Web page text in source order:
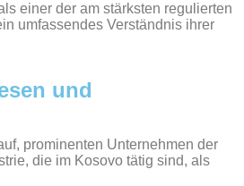
einer der am stärksten regulierten
umfassendes Verständnis ihrer
und
prominenten Unternehmen der
die im Kosovo tätig sind, als